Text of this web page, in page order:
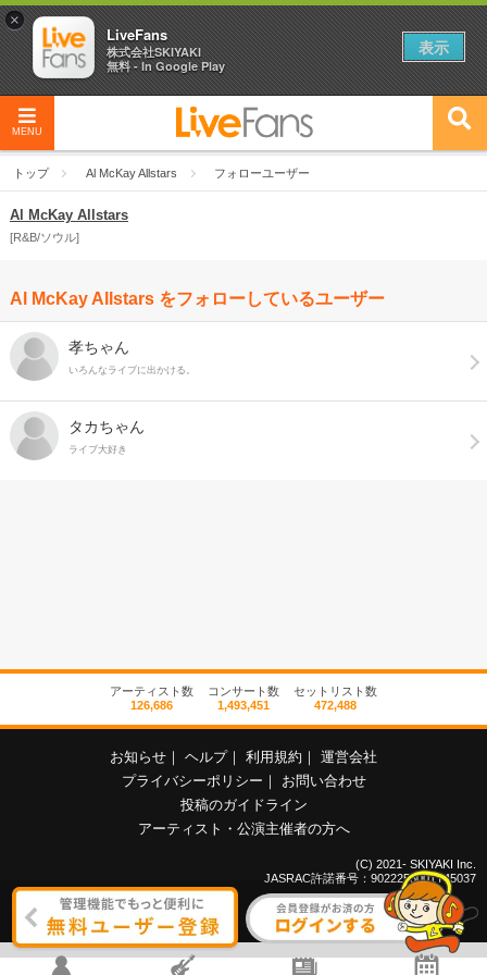
MENU
トップ Al McKay Allstars フォローユーザー
Al McKay Allstars
R&B/ソウル
Al McKay Allstars をフォローしているユーザー
孝ちゃん
いろんなライブに出かける。
タカちゃん
ライブ大好き
アーティスト数
126,686
コンサート数
1,493,451
セットリスト数
472,488
お知らせ ヘルプ 利用規約
運営会社
プライバシーポリシー
お問い合わせ
投稿のガイドライン
アーティスト・公演主催者の方へ
(C) 2021- SKIYAKI Inc.
JASRAC許諾番号：9022255001Y45037
×
LiveFans
株式会社SKIYAKI
無料 - In Google Play
表示